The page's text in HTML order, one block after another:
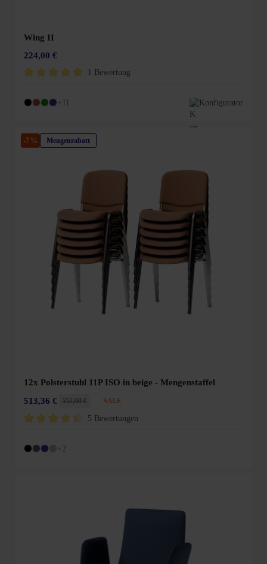
Wing II
224,00 €
1 Bewertung
+11 Konfigurator
-7 % Mengenrabatt
12x Polsterstuhl 11P ISO in beige - Mengenstaffel
513,36 €
552,00 € SALE
5 Bewertungen
+2